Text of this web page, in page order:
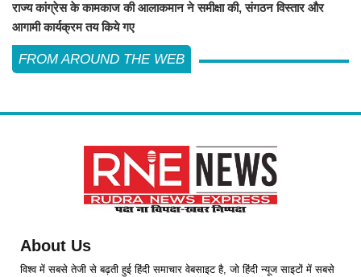
राज्य कांग्रेस के कामकाज की आलाकमान ने समीक्षा की, संगठन विस्तार और
आगामी कार्यक्रम तय किये गए
FROM AROUND THE WEB
About Us
विश्व में सबसे तेजी से बढ़ती हुई हिंदी समाचार वेबसाइट है, जो हिंदी न्यूज साइटों में सबसे